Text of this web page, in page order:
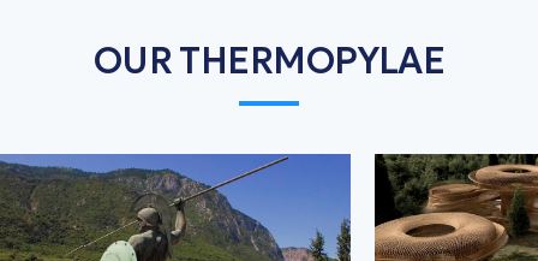
OUR THERMOPYLAE